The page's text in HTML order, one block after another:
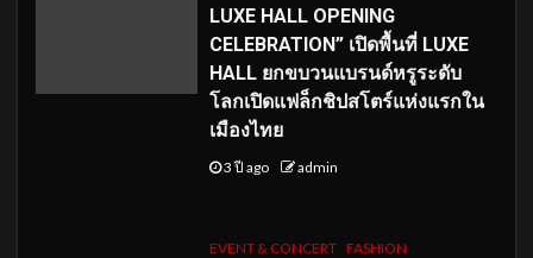
LUXE HALL OPENING
CELEBRATION” เปิดพื้นที่ LUXE
HALL ยกขบวนแบรนด์หรูระดับ
โลกเปิดแฟล็กชิปสโตร์แห่งแรกใน
เมืองไทย
3 ปี ago admin
EVENT & CONCERT FASHION